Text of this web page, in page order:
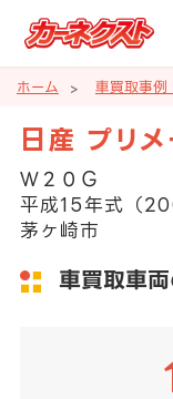
ホーム 車買取事例
日産 プリ
Ｗ２０Ｇ
平成15年式（
茅ヶ崎市
車買取車両